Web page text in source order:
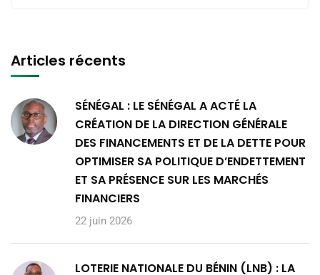
Articles récents
SÉNÉGAL : LE SÉNÉGAL A ACTÉ LA
CRÉATION DE LA DIRECTION GÉNÉRALE
DES FINANCEMENTS ET DE LA DETTE POUR
OPTIMISER SA POLITIQUE D’ENDETTEMENT
ET SA PRÉSENCE SUR LES MARCHÉS
FINANCIERS
22 juin 2026
LOTERIE NATIONALE DU BÉNIN (LNB) : LA